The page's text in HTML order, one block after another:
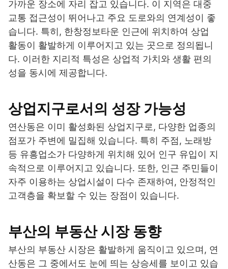
가까운 장소에 자리 잡고 있습니다. 이 지역은 대중
교통 접근성이 뛰어나고 주요 도로와의 연계성이 좋
습니다. 특히, 한창정보타운 인근에 위치하여 상업
활동이 활발하게 이루어지고 있는 곳으로 정의됩니
다. 이러한 지리적 특성은 상업적 가치와 생활 편의
성을 동시에 제공합니다.
상업지구로서의 성장 가능성
연산동은 이미 활성화된 상업지구로, 다양한 업종의
점포가 주변에 밀집해 있습니다. 특히 주점, 노래방
등 유흥업소가 다양하게 위치해 있어 인구 유입이 지
속적으로 이루어지고 있습니다. 또한, 인근 주민들이
자주 이용하는 상업시설이 다수 존재하여, 안정적인
고객층을 확보할 수 있는 장점이 있습니다.
부산의 부동산 시장 동향
부산의 부동산 시장은 활발하게 움직이고 있으며, 연
산동은 그 중에서도 눈에 띄는 상승세를 보이고 있습